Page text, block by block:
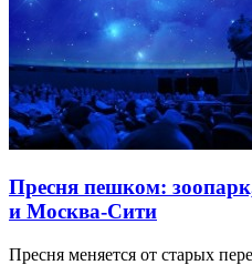
Пресня пешком:
и Москва-Сити
Пресня меняется от старых